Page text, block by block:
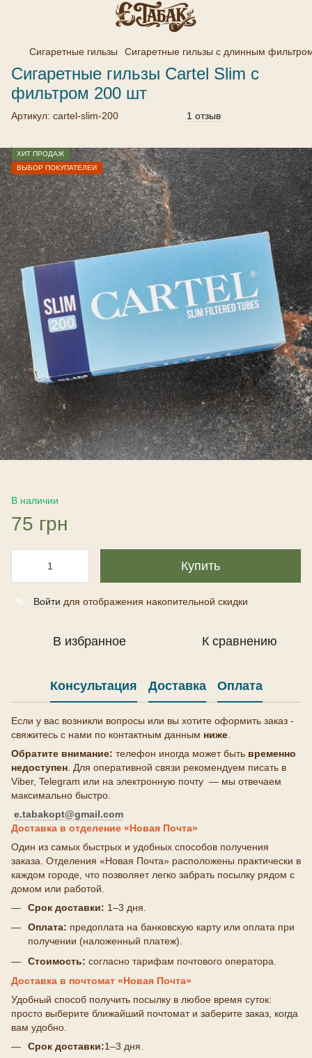
Сигаретные гильзы Сигаретные гильзы с длинным
Сигаретные гильзы Cartel Slim с
фильтром 200 шт
Артикул: cartel-slim-200 1 отзыв
ХИТ ПРОДАЖ
ВЫБОР ПОКУПАТЕЛЕЙ
В наличии
75 грн
Купить
% Войти для отображения накопительной скидки
В избранное К сравнению
Консультация Доставка Оплата
Если у вас возникли вопросы или вы хотите оформить заказ -
свяжитесь с нами по контактным данным ниже
Обратите внимание: телефон иногда может быть временно
недоступен . Для оперативной связи рекомендуем писать в
Viber, Telegram или на электронную почту — мы отвечаем
максимально быстро.
e.tabakopt@gmail.com
Доставка в отделение «Новая Почта»
Один из самых быстрых и удобных способов получения
заказа. Отделения «Новая Почта» расположены практически в
каждом городе, что позволяет легко забрать посылку рядом с
домом или работой.
Срок доставки: 1–3 дня.
Оплата: предоплата на банковскую карту или оплата при
получении (наложенный платеж).
Стоимость: согласно тарифам почтового оператора.
Доставка в почтомат «Новая Почта»
Удобный способ получить посылку в любое время суток:
просто выберите ближайший почтомат и заберите заказ, когда
вам удобно.
Срок доставки:1–3 дня.